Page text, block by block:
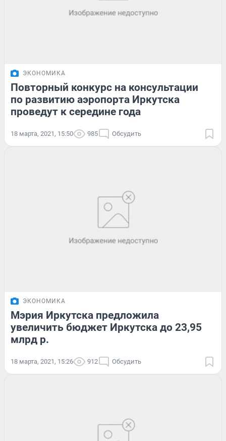
ЭКОНОМИКА
Повторный конкурс на консультации
по развитию аэропорта Иркутска
проведут к середине года
18 марта, 2021, 15:50 985 Обсудить
ЭКОНОМИКА
Мэрия Иркутска предложила
увеличить бюджет Иркутска до 23,95
млрд р.
18 марта, 2021, 15:26 912 Обсудить